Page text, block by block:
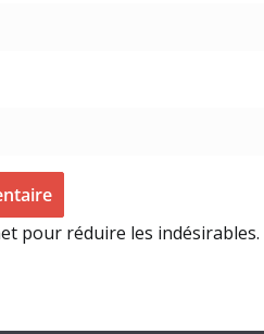
pour réduire les indésirables.